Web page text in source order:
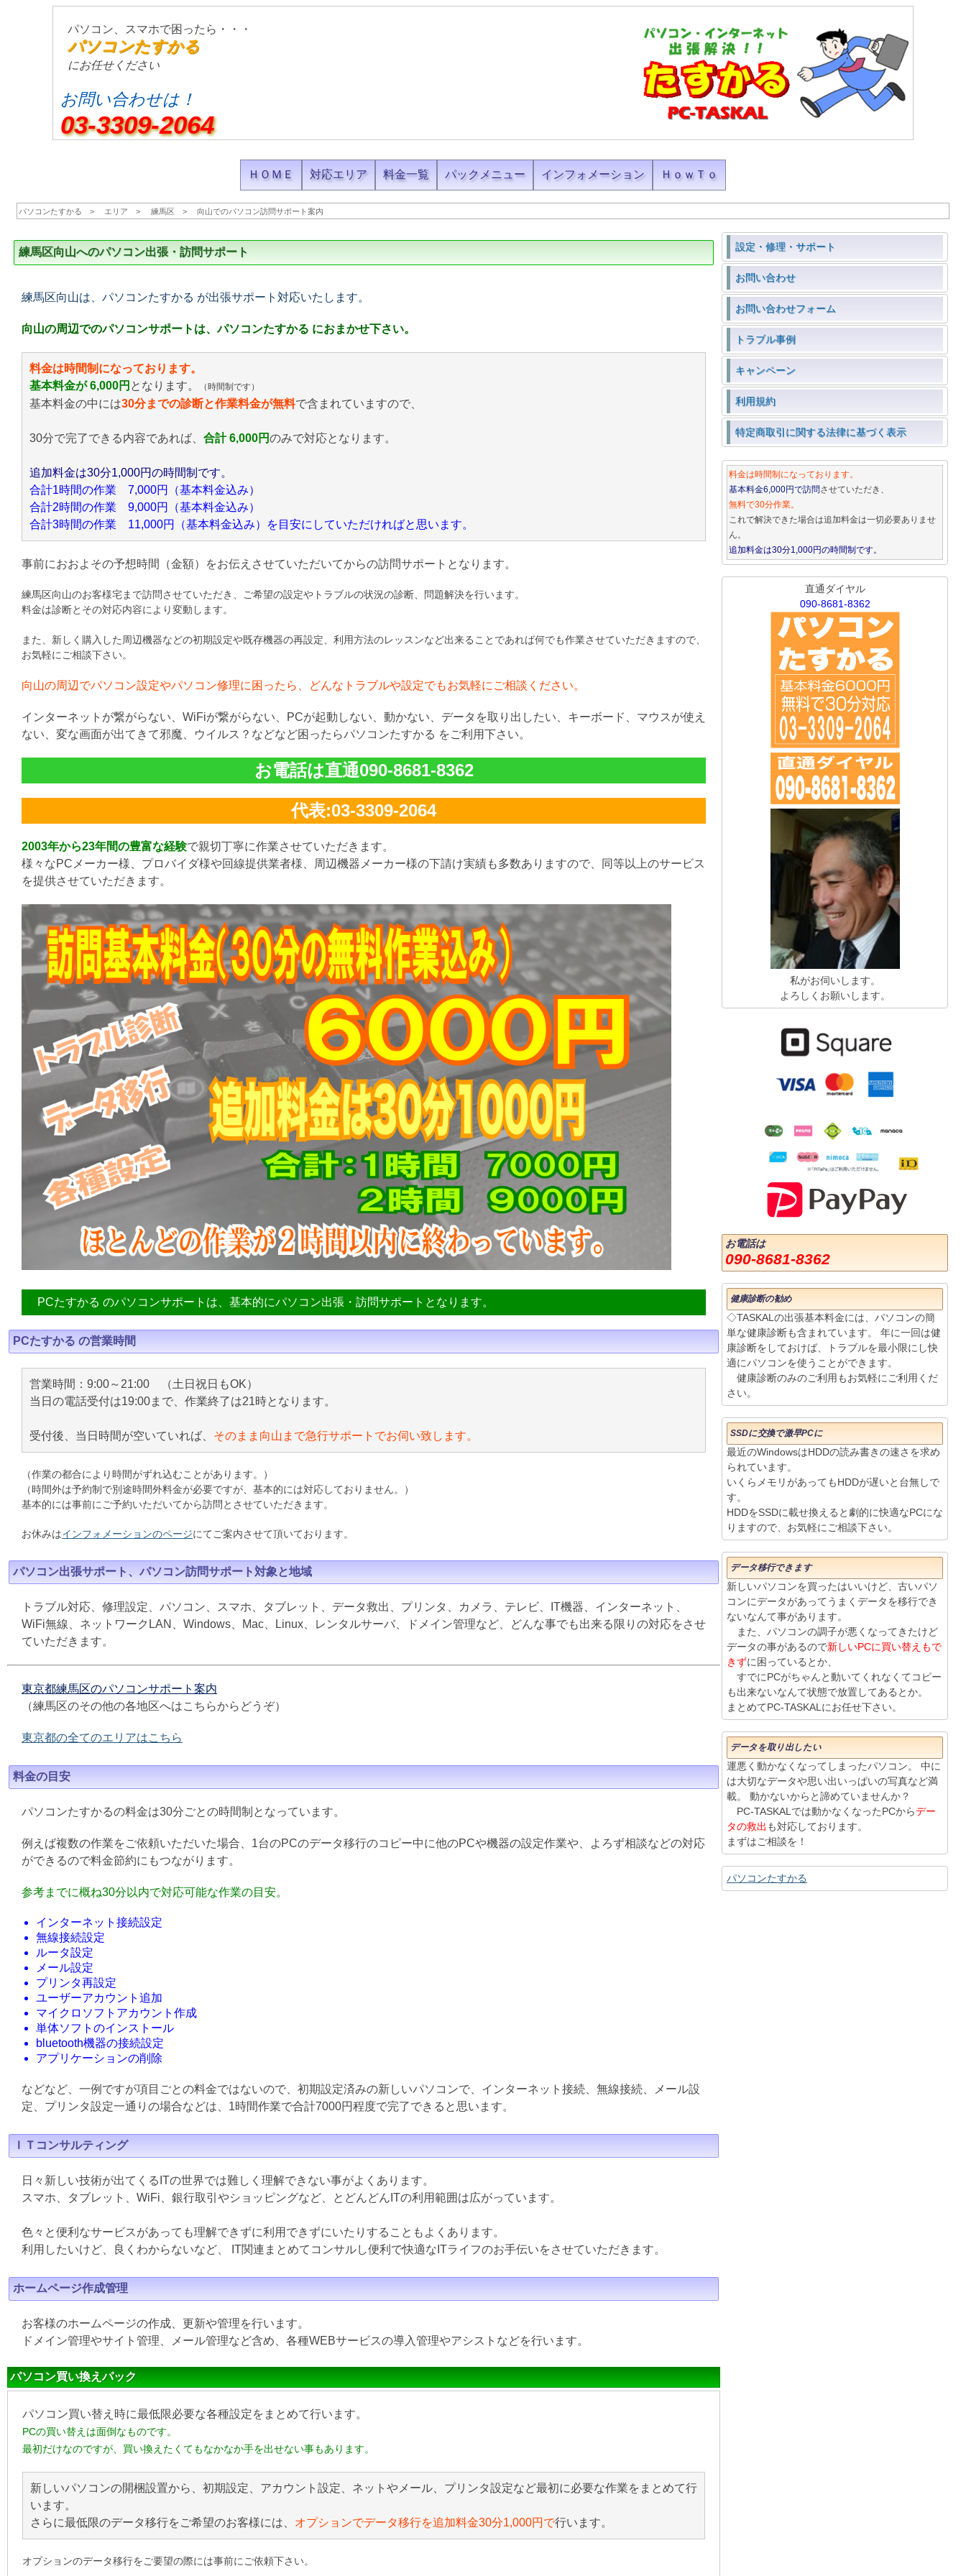
パソコン、スマホで困ったら・・・
パソコンたすかる
にお任せください
お問い合わせは！
03-3309-2064
ＨＯＭＥ 対応エリア 料金一覧 パックメニュー インフォメーション ＨｏｗＴｏ
パソコンたすかる エリア 練馬区 向山でのパソコン訪問サポート案内
練馬区向山へのパソコン出張・訪問サポート
練馬区向山は、パソコンたすかる が出張サポート対応いたします。
向山の周辺でのパソコンサポートは、パソコンたすかる におまかせ下さい。
料金は時間制になっております。
基本料金が 6,000円 となります。 （時間制です）
基本料金の中には30分までの診断と作業料金が無料で含まれていますので、
30分で完了できる内容であれば、 合計 6,000円のみで対応となります。
追加料金は30分1,000円の時間制です。
合計1時間の作業 7,000円（基本料金込み）
合計2時間の作業 9,000円（基本料金込み）
合計3時間の作業 11,000円（基本料金込み）を目安にしていただければと思います。
事前におおよその予想時間（金額）をお伝えさせていただいてからの訪問サポートとなります。
練馬区向山のお客様宅まで訪問させていただき、ご希望の設定やトラブルの状況の診断、問題解決を行います。
料金は診断とその対応内容により変動します。
また、新しく購入した周辺機器などの初期設定や既存機器の再設定、利用方法のレッスンなど出来ることであれば何でも作業させていただきますので、
お気軽にご相談下さい。
向山の周辺でパソコン設定やパソコン修理に困ったら、どんなトラブルや設定でもお気軽にご相談ください。
インターネットが繋がらない、WiFiが繋がらない、PCが起動しない、動かない、データを取り出したい、キーボード、マウスが使え
ない、変な画面が出てきて邪魔、ウイルス？などなど困ったらパソコンたすかる をご利用下さい。
お電話は直通090-8681-8362
代表:03-3309-2064
2003年から23年間の豊富な経験で親切丁寧に作業させていただきます。
様々なPCメーカー様、プロバイダ様や回線提供業者様、周辺機器メーカー様の下請け実績も多数ありますので、同等以上のサービス
を提供させていただきます。
PCたすかる のパソコンサポートは、基本的にパソコン出張・訪問サポートとなります。
PCたすかる の営業時間
営業時間：9:00～21:00 （土日祝日もOK）
当日の電話受付は19:00まで、作業終了は21時となります。
受付後、当日時間が空いていれば、 そのまま向山まで急行サポートでお伺い致します。
（作業の都合により時間がずれ込むことがあります。）
（時間外は予約制で別途時間外料金が必要ですが、基本的には対応しておりません。）
基本的には事前にご予約いただいてから訪問とさせていただきます。
お休みはインフォメーションのページにてご案内させて頂いております。
パソコン出張サポート、パソコン訪問サポート対象と地域
トラブル対応、修理設定、パソコン、スマホ、タブレット、データ救出、プリンタ、カメラ、テレビ、IT機器、インターネット、
WiFi無線、ネットワークLAN、Windows、Mac、Linux、レンタルサーバ、ドメイン管理など、どんな事でも出来る限りの対応をさせ
ていただきます。
東京都練馬区のパソコンサポート案内
（練馬区のその他の各地区へはこちらからどうぞ）
東京都の全てのエリアはこちら
料金の目安
パソコンたすかるの料金は30分ごとの時間制となっています。
例えば複数の作業をご依頼いただいた場合、1台のPCのデータ移行のコピー中に他のPCや機器の設定作業や、よろず相談などの対応
ができるので料金節約にもつながります。
参考までに概ね30分以内で対応可能な作業の目安。
インターネット接続設定
無線接続設定
ルータ設定
メール設定
プリンタ再設定
ユーザーアカウント追加
マイクロソフトアカウント作成
単体ソフトのインストール
bluetooth機器の接続設定
アプリケーションの削除
などなど、一例ですが項目ごとの料金ではないので、初期設定済みの新しいパソコンで、インターネット接続、無線接続、メール設
定、プリンタ設定一通りの場合などは、1時間作業で合計7000円程度で完了できると思います。
ＩＴコンサルティング
日々新しい技術が出てくるITの世界では難しく理解できない事がよくあります。
スマホ、タブレット、WiFi、銀行取引やショッピングなど、とどんどんITの利用範囲は広がっています。
色々と便利なサービスがあっても理解できずに利用できずにいたりすることもよくあります。
利用したいけど、良くわからないなど、 IT関連まとめてコンサルし便利で快適なITライフのお手伝いをさせていただきます。
ホームページ作成管理
お客様のホームページの作成、更新や管理を行います。
ドメイン管理やサイト管理、メール管理など含め、各種WEBサービスの導入管理やアシストなどを行います。
パソコン買い換えパック
パソコン買い替え時に最低限必要な各種設定をまとめて行います。
PCの買い替えは面倒なものです。
最初だけなのですが、買い換えたくてもなかなか手を出せない事もあります。
新しいパソコンの開梱設置から、初期設定、アカウント設定、ネットやメール、プリンタ設定など最初に必要な作業をまとめて行
います。
さらに最低限のデータ移行をご希望のお客様には、 オプションでデータ移行を追加料金30分1,000円で行います。
オプションのデータ移行をご要望の際には事前にご依頼下さい。
設定・修理・サポート
お問い合わせ
お問い合わせフォーム
トラブル事例
キャンペーン
利用規約
特定商取引に関する法律に基づく表示
料金は時間制になっております。
基本料金6,000円で訪問させていただき、
無料で30分作業。
これで解決できた場合は追加料金は一切必要ありませ
ん。
追加料金は30分1,000円の時間制です。
直通ダイヤル
090-8681-8362
私がお伺いします。
よろしくお願いします。
お電話は
090-8681-8362
健康診断の勧め
◇TASKALの出張基本料金には、パソコンの簡
単な健康診断も含まれています。 年に一回は健
康診断をしておけば、トラブルを最小限にし快
適にパソコンを使うことができます。
健康診断のみのご利用もお気軽にご利用くだ
さい。
SSDに交換で激早PCに
最近のWindowsはHDDの読み書きの速さを求め
られています。
いくらメモリがあってもHDDが遅いと台無しで
す。
HDDをSSDに載せ換えると劇的に快適なPCにな
りますので、お気軽にご相談下さい。
データ移行できます
新しいパソコンを買ったはいいけど、古いパソ
コンにデータがあってうまくデータを移行でき
ないなんて事があります。
また、パソコンの調子が悪くなってきたけど
データの事があるので新しいPCに買い替えもで
きずに困っているとか、
すでにPCがちゃんと動いてくれなくてコピー
も出来ないなんて状態で放置してあるとか。
まとめてPC-TASKALにお任せ下さい。
データを取り出したい
運悪く動かなくなってしまったパソコン。 中に
は大切なデータや思い出いっぱいの写真など満
載。 動かないからと諦めていませんか？
PC-TASKALでは動かなくなったPCからデー
タの救出 も対応しております。
まずはご相談を！
パソコンたすかる